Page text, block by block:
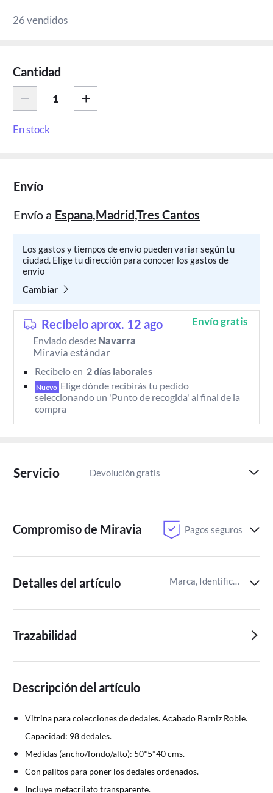
26 vendidos
Cantidad
En stock
Envío
Envío a Espana,Madrid,Tres Cantos
Los gastos y tiempos de envío pueden variar según tu
ciudad. Elige tu dirección para conocer los gastos de
envío
Cambiar
Recíbelo aprox. 12 ago Envío gratis
Enviado desde: Navarra
Miravia estándar
Recíbelo en 2 días laborales
Nuevo Elige dónde recibirás tu pedido
seleccionando un 'Punto de recogida' al final de la
compra
Servicio Devolución gratis Paga
Compromiso de Miravia Pagos seguros
Detalles del artículo Marca, Identificador del artículo de Miravia
Trazabilidad
Descripción del artículo
Vitrina para colecciones de dedales. Acabado Barniz Roble.
Capacidad: 98 dedales.
Medidas (ancho/fondo/alto): 50*5*40 cms.
Con palitos para poner los dedales ordenados.
Incluye metacrilato transparente.